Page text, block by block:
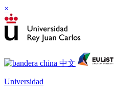
×
Universidad